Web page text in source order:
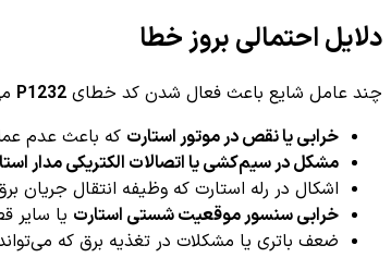
دلایل احتمالی بروز خطا
چند عامل شایع باعث فعال شدن کد خطای P1232
خرابی یا نقص در موتور استارت که باعث عدم
مشکل در سیم‌کشی یا اتصالات الکتریکی مدار
اشکال در رله استارت که وظیفه انتقال جریان
خرابی سنسور موقعیت شستی استارت یا سایر
ضعف باتری یا مشکلات در تغذیه برق که